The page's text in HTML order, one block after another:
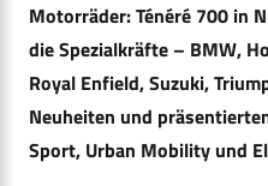
Motorräder: Ténéré 700 in
die Spezialkräfte – BMW,
Royal Enfield, Suzuki,
Neuheiten und
Sport, Urban Mobility und